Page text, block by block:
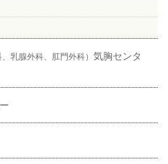
乳腺外科、肛門外科） 気胸センタ